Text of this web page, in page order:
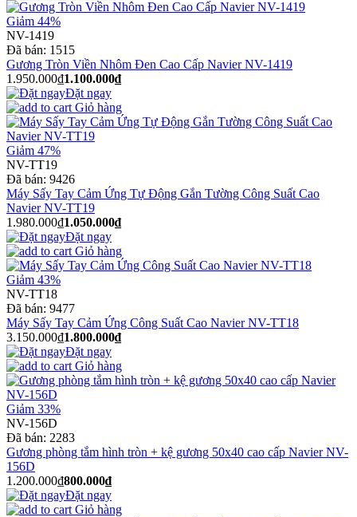
Giảm 44%
NV-1419
Đã bán: 1515
Gương Tròn Viền Nhôm Đen Cao Cấp Navier NV-1419
1.950.000₫1.100.000₫
Đặt ngay
Giỏ hàng
Giảm 47%
NV-TT19
Đã bán: 9426
Máy Sấy Tay Cảm Ứng Tự Động Gắn Tường Công Suất Cao
Navier NV-TT19
1.980.000₫1.050.000₫
Đặt ngay
Giỏ hàng
Giảm 43%
NV-TT18
Đã bán: 9477
Máy Sấy Tay Cảm Ứng Công Suất Cao Navier NV-TT18
3.150.000₫1.800.000₫
Đặt ngay
Giỏ hàng
Giảm 33%
NV-156D
Đã bán: 2283
Gương phòng tắm hình tròn + kệ gương 50x40 cao cấp Navier NV-
156D
1.200.000₫800.000₫
Đặt ngay
Giỏ hàng